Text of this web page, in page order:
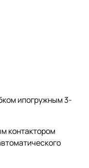
ипогружным 3-
контактором